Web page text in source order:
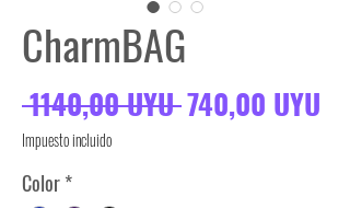
CharmBAG
1140,00 UYU Precio
740,00 UYU
Impuesto incluido
Color*